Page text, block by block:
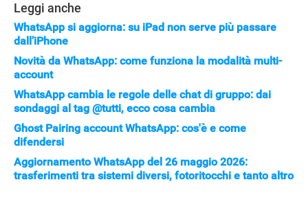
Leggi anche
WhatsApp si aggiorna: su iPad non serve più passare
dall’iPhone
Novità da WhatsApp: come funziona la modalità multi-
account
WhatsApp cambia le regole delle chat di gruppo: dai
sondaggi al tag @tutti, ecco cosa cambia
Ghost Pairing account WhatsApp: cos'è e come
difendersi
Aggiornamento WhatsApp del 26 maggio 2026:
trasferimenti tra sistemi diversi, fotoritocchi e tanto altro